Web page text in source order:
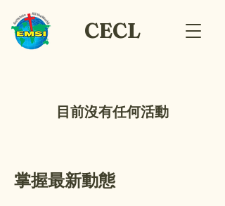
CECL
目前沒有任何活動
掌握最新動態